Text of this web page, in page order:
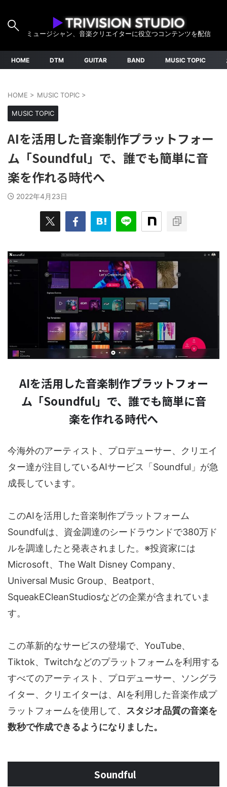
ミュージシャン、音楽クリエイターに役立つコンテンツを配信
HOME DTM GUITAR BAND MUSIC TOPIC
HOME > MUSIC TOPIC >
MUSIC TOPIC
AIを活用した音楽制作プラットフォー
ム「Soundful」で、誰でも簡単に音
楽を作れる時代へ
2022年4月23日
AIを活用した音楽制作プラットフォー
ム「Soundful」で、誰でも簡単に音
楽を作れる時代へ
今海外のアーティスト、プロデューサー、クリエイ
ター達が注目しているAIサービス「Soundful」が急
成長しています。
このAIを活用した音楽制作プラットフォーム
Soundfulは、資金調達のシードラウンドで380万ド
ルを調達したと発表されました。※投資家には
Microsoft、The Walt Disney Company、
Universal Music Group、Beatport、
SqueakECleanStudiosなどの企業が含まれていま
す。
この革新的なサービスの登場で、YouTube、
Tiktok、Twitchなどのプラットフォームを利用する
すべてのアーティスト、プロデューサー、ソングラ
イター、クリエイターは、AIを利用した音楽作成プ
ラットフォームを使用して、 スタジオ品質の音楽を
数秒で作成できるようになりました。
Soundful